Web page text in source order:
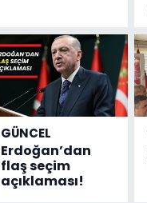
GÜNCEL
Erdoğan’dan
flaş seçim
açıklaması!